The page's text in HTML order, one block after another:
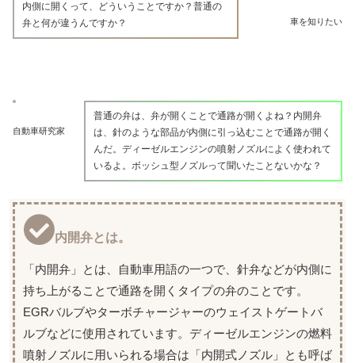
車を知りたい
内側に開くって、どういうことですか？普通の
弁と何が違うんですか？
自動車研究家
普通の弁は、弁が開くことで通路が開くよね？内開弁
は、針のような部品が内側に引っ込むことで通路が開く
んだ。ディーゼルエンジンの噴射ノズルによく使われて
いるよ。ボッシュ型ノズルって聞いたことないかな？
内開弁とは。
「内開弁」とは、自動車用語の一つで、針弁などが内側に
持ち上がることで通路を開くタイプの弁のことです。
EGRバルブやターボチャージャーのウェイストゲートバ
ルブなどに使用されています。ディーゼルエンジンの燃料
噴射ノズルに用いられる場合は「内開式ノズル」とも呼ば